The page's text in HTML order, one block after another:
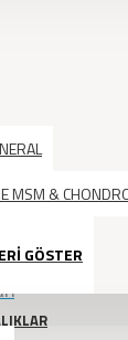
MSM &
GÖSTER